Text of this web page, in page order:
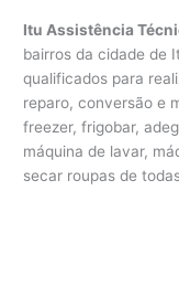
Itu Assistência
bairros da cidade de
qualificados para
reparo, conversão e
freezer, frigobar,
máquina de lavar,
secar roupas de